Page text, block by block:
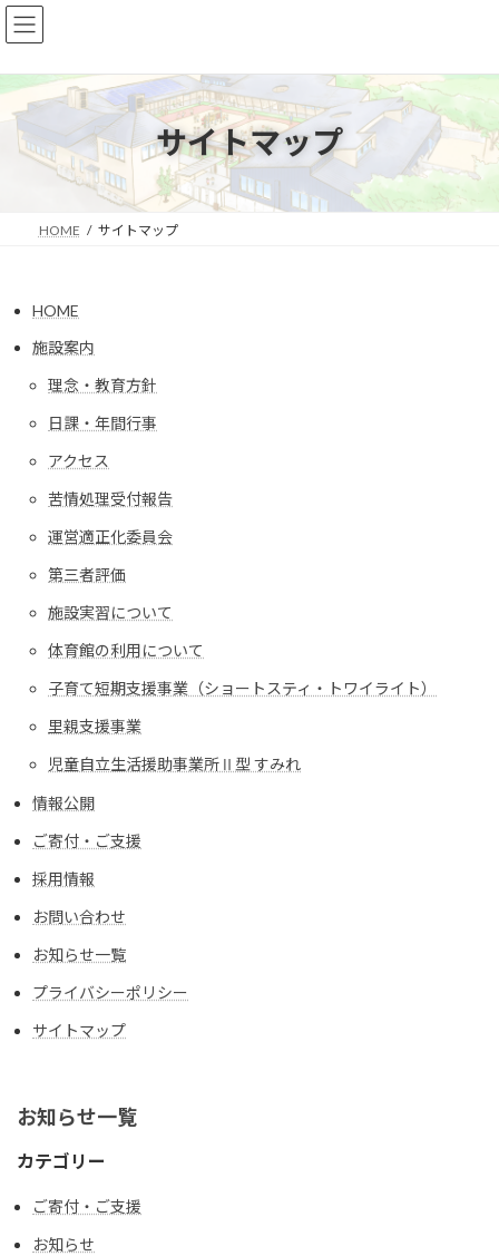
コ
ン
ン
ツ
ナ
ビ
ー
シ
サイトマップ
HOME サイトマップ
HOME
施設案内
理念・教育方針
日課・年間行事
アクセス
苦情処理受付報告
運営適正化委員会
第三者評価
施設実習について
体育館の利用について
子育て短期支援事業（ショートスティ・トワイライト）
里親支援事業
児童自立生活援助事業所Ⅱ型 すみれ
情報公開
ご寄付・ご支援
採用情報
お問い合わせ
お知らせ一覧
プライバシーポリシー
サイトマップ
お知らせ一覧
カテゴリー
ご寄付・ご支援
お知らせ